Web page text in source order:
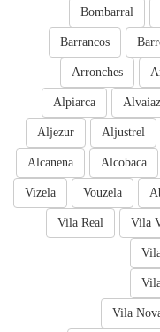
Bombarral
Barrancos
Arronches
Alpiarca
Aljustrel
Aljezur
Alcobaca
Alcanena
Vouzela
Vizela
Vila
Vila Real
Vila